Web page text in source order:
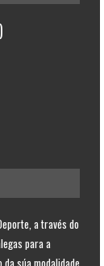
a través do
para a
súa modalidade